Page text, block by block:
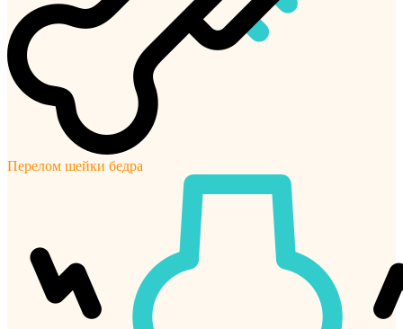
Перелом шейки бедра